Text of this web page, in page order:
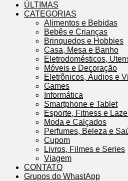
ÚLTIMAS
CATEGORIAS
Alimentos e Bebidas
Bebês e Crianças
Brinquedos e Hobbies
Casa, Mesa e Banho
Eletrodomésticos,
Móveis e Decoração
Eletrônicos, Áudios e
Games
Informática
Smartphone e Tablet
Esporte, Fitness e
Moda e Calçados
Perfumes, Beleza e
Cupom
Livros, Filmes e Series
Viagem
CONTATO
Grupos do WhastApp